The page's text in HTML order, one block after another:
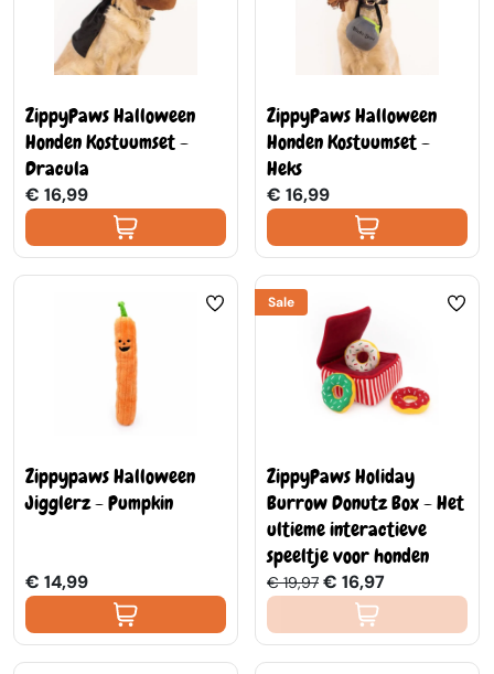
ZippyPaws Halloween
Honden Kostuumset -
Dracula
€ 16,99
ZippyPaws Halloween
Honden Kostuumset -
Heks
€ 16,99
Zippypaws Halloween
Jigglerz - Pumpkin
€ 14,99
Sale
ZippyPaws Holiday
Burrow Donutz Box - Het
ultieme interactieve
speeltje voor honden
€ 19,97 € 16,97